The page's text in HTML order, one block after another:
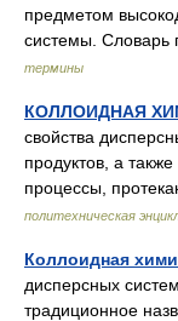
предметом
системы.
термины
КОЛЛОИДНАЯ
свойства
продуктов, а
процессы,
политехническая
Коллоидная
дисперсных
традиционное